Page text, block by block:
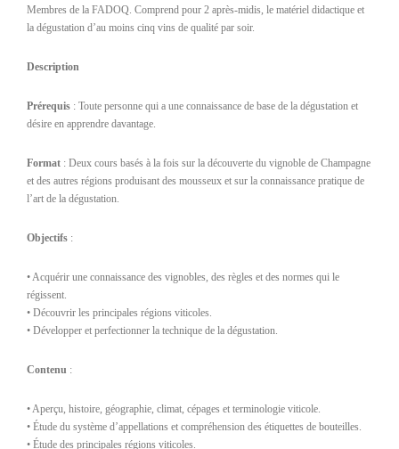
Membres de la FADOQ. Comprend pour 2 après-midis, le matériel didactique et
la dégustation d’au moins cinq vins de qualité par soir.
Description
Prérequis : Toute personne qui a une connaissance de base de la dégustation et
désire en apprendre davantage.
Format : Deux cours basés à la fois sur la découverte du vignoble de Champagne
et des autres régions produisant des mousseux et sur la connaissance pratique de
l’art de la dégustation.
Objectifs :
• Acquérir une connaissance des vignobles, des règles et des normes qui le
régissent.
• Découvrir les principales régions viticoles.
• Développer et perfectionner la technique de la dégustation.
Contenu :
• Aperçu, histoire, géographie, climat, cépages et terminologie viticole.
• Étude du système d’appellations et compréhension des étiquettes de bouteilles.
• Étude des principales régions viticoles.